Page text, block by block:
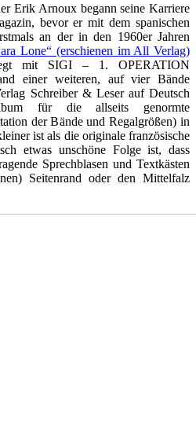
Erik Arnoux begann seine Karriere
bevor er mit dem spanischen
an der in den 1960er Jahren
Lone“ (erschienen im All Verlag)
mit SIGI – 1. OPERATION
einer weiteren, auf vier Bände
Schreiber & Leser auf Deutsch
für die allseits genormte
der Bände und Regalgrößen) in
ist als die originale französische
etwas unschöne Folge ist, dass
Sprechblasen und Textkästen
Seitenrand oder den Mittelfalz